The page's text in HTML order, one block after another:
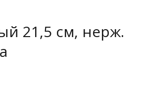
21,5 см, нерж.